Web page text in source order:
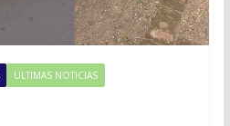
ULTIMAS NOTICIAS